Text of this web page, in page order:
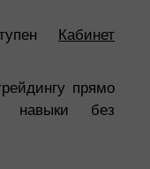
Кабинет
прямо
навыки без